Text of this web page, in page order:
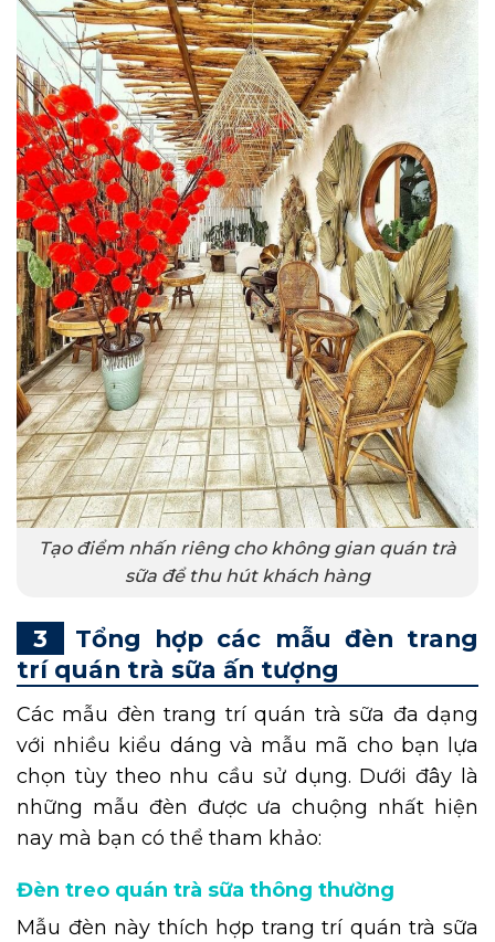
Tạo điểm nhấn riêng cho không gian quán trà
sữa để thu hút khách hàng
Tổng hợp các mẫu đèn trang
trí quán trà sữa ấn tượng
Các mẫu đèn trang trí quán trà sữa đa dạng
với nhiều kiểu dáng và mẫu mã cho bạn lựa
chọn tùy theo nhu cầu sử dụng. Dưới đây là
những mẫu đèn được ưa chuộng nhất hiện
nay mà bạn có thể tham khảo:
Đèn treo quán trà sữa thông thường
Mẫu đèn này thích hợp trang trí quán trà sữa